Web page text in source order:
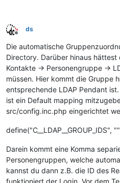
Offline
ds
Die automatische
Directory. Darüber hinaus
Kontakte -> Personengruppe ->
müssen. Hier kommt die Gruppe
entsprechende LDAP Pendant
ist ein Default mapping
src/config.inc.php eingerichtet
define("C__LDAP__GROUP_IDS",
Darein kommt eine Komma
Personengruppen, welche
kannst du dann z.B. die ID des